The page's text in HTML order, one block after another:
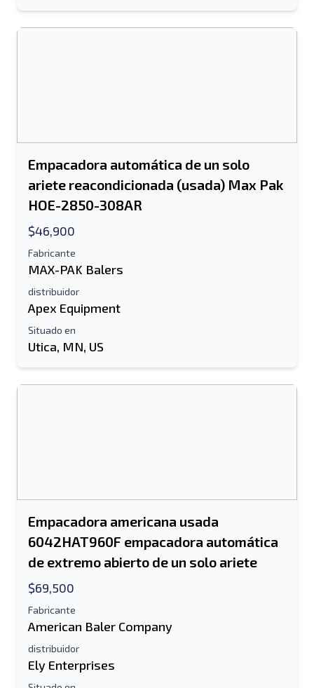
Empacadora automática de un solo
ariete reacondicionada (usada) Max Pak
HOE-2850-308AR
$46,900
Fabricante
MAX-PAK Balers
distribuidor
Apex Equipment
Situado en
Utica, MN, US
Empacadora americana usada
6042HAT960F empacadora automática
de extremo abierto de un solo ariete
$69,500
Fabricante
American Baler Company
distribuidor
Ely Enterprises